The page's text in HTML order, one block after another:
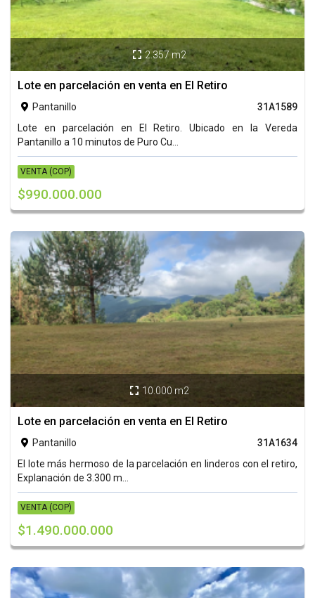
 2.357 m2
Lote en parcelación en venta en El Retiro
 Pantanillo
31A1589
Lote en parcelación en El Retiro. Ubicado en la Vereda
Pantanillo a 10 minutos de Puro Cu...
VENTA (COP)
$990.000.000
 10.000 m2
Lote en parcelación en venta en El Retiro
 Pantanillo
31A1634
El lote más hermoso de la parcelación en linderos con el retiro,
Explanación de 3.300 m...
VENTA (COP)
$1.490.000.000